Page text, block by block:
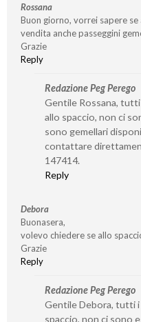
Rossana
Buon giorno, vorrei sapere
vendita anche passeggini
Grazie
Reply
Redazione Peg Perego
Gentile Rossana,
allo spaccio, non ci
sono gemellari
contattare
147414.
Reply
Debora
Buonasera,
volevo chiedere se allo
Grazie
Reply
Redazione Peg Perego
Gentile Debora, tutti
spaccio, non ci sono